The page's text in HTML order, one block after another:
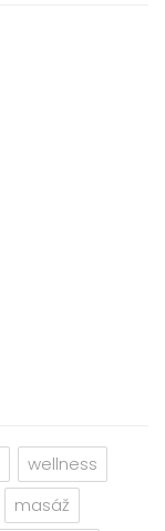
wellness
masáž